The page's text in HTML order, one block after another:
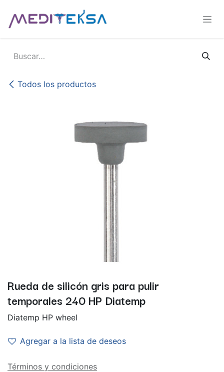
Todos los productos
Rueda de silicón gris para pulir
temporales 240 HP Diatemp
Diatemp HP wheel
Agregar a la lista de deseos
Términos y condiciones